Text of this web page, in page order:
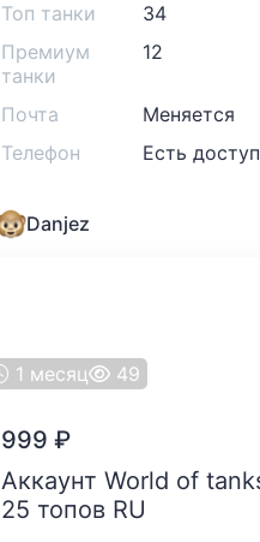
Топ танки
34
Премиум
танки
12
Почта
Меняется
Телефон
Есть доступ
Danjez
1 месяц 49
999 ₽
Аккаунт World of tanks
25 топов RU